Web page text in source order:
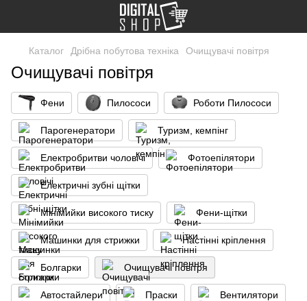
Каталог Дрібна побутова техніка Очищувачі повітря
Очищувачі повітря
Фени Пилососи Роботи Пилососи
Парогенератори Туризм, кемпінг
Електробритви чоловічі Фотоепілятори
Електричні зубні щітки
Мінімийки високого тиску Фени-щітки
Машинки для стрижки Настінні кріплення
Болгарки Очищувачі повітря
Автостайлери Праски Вентилятори